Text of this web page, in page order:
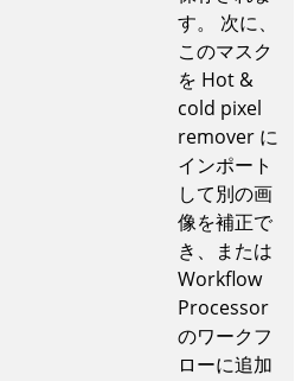
す。 次に、
このマスク
を Hot &
cold pixel
remover に
インポート
して別の画
像を補正で
き、または
Workflow
Processor
のワークフ
ローに追加